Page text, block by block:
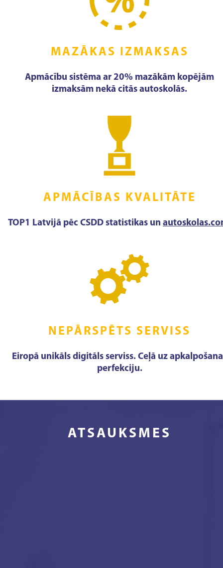
MAZĀKAS IZMAKSAS
Apmācību sistēma ar 20% mazākām kopējām
izmaksām nekā citās autoskolās.
APMĀCĪBAS KVALITĀTE
TOP1 Latvijā pēc CSDD statistikas un
NEPĀRSPĒTS SERVISS
Eiropā unikāls digitāls serviss. Ceļā uz
perfekciju.
ATSAUKSMES